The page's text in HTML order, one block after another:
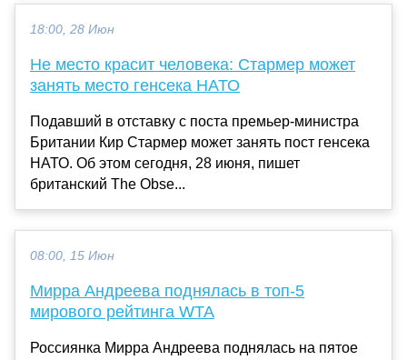
18:00, 28 Июн
Не место красит человека: Стармер может
занять место генсека НАТО
Подавший в отставку с поста премьер-министра
Британии Кир Стармер может занять пост генсека
НАТО. Об этом сегодня, 28 июня, пишет
британский The Obse...
08:00, 15 Июн
Мирра Андреева поднялась в топ‑5
мирового рейтинга WTA
Россиянка Мирра Андреева поднялась на пятое